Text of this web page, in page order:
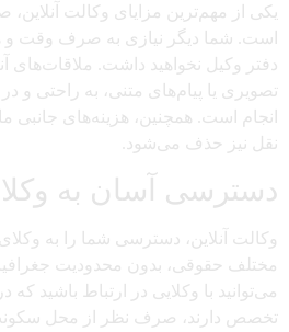
یکی از مهم‌ترین مزایای وکالت
است. شما دیگر نیازی به صرف وقت و
دفتر وکیل نخواهید داشت. ملاقات‌های
تصویری یا پیام‌های متنی، به راحتی و
انجام است. همچنین، هزینه‌های جانبی
نقل نیز حذف می‌شود.
دسترسی آسان به
وکالت آنلاین، دسترسی شما را به
مختلف حقوقی، بدون محدودیت
می‌توانید با وکلایی در ارتباط باشید که
تخصص دارند، صرف نظر از محل